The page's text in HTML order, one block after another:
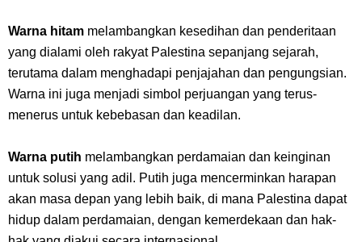
Warna hitam melambangkan kesedihan dan penderitaan
yang dialami oleh rakyat Palestina sepanjang sejarah,
terutama dalam menghadapi penjajahan dan pengungsian.
Warna ini juga menjadi simbol perjuangan yang terus-
menerus untuk kebebasan dan keadilan.
Warna putih melambangkan perdamaian dan keinginan
untuk solusi yang adil. Putih juga mencerminkan harapan
akan masa depan yang lebih baik, di mana Palestina dapat
hidup dalam perdamaian, dengan kemerdekaan dan hak-